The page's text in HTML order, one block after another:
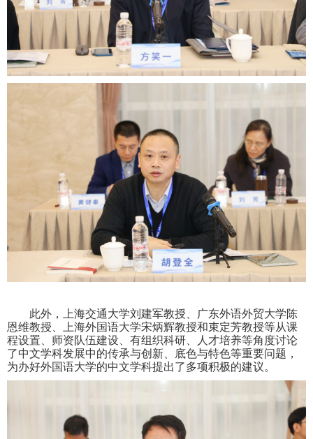
此外，上海交通大学刘建军教授、广东外语外贸大学陈
恩维教授、上海外国语大学宋炳辉教授和束定芳教授等从课
程设置、师资队伍建设、有组织科研、人才培养等角度讨论
了中文学科发展中的传承与创新、底色与特色等重要问题，
为办好外国语大学的中文学科提出了多项积极的建议。